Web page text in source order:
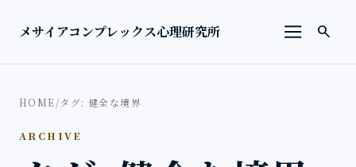
メサイアコンプレックス心理研究所
メニュー
検索を
search
HOME/タグ: 健全な境界
ARCHIVE